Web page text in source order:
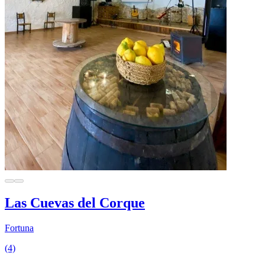
Las Cuevas del Corque
Fortuna
(4)